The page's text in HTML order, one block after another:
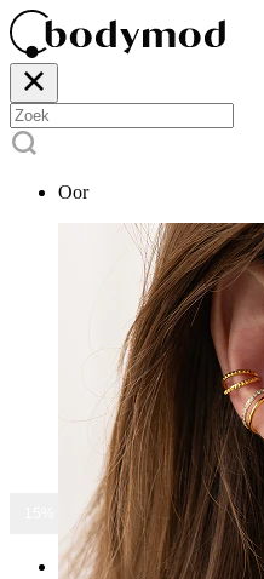
Oor
15% KORTING OP ALLE SIERADEN
Home